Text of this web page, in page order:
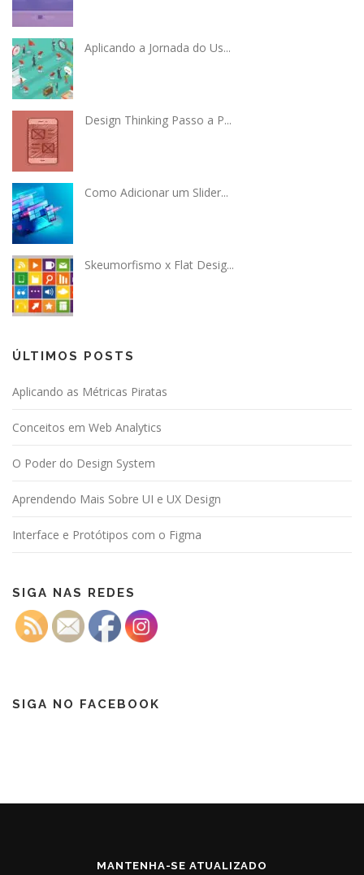
Aplicando a Jornada do Us...
Design Thinking Passo a P...
Como Adicionar um Slider...
Skeumorfismo x Flat Desig...
ÚLTIMOS POSTS
Aplicando as Métricas Piratas
Conceitos em Web Analytics
O Poder do Design System
Aprendendo Mais Sobre UI e UX Design
Interface e Protótipos com o Figma
SIGA NAS REDES
SIGA NO FACEBOOK
MANTENHA-SE ATUALIZADO